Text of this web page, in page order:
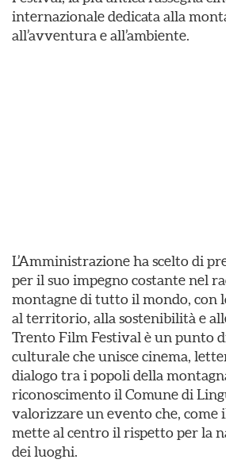
internazionale dedicata alla
all’avventura e all’ambiente.
L’Amministrazione ha scelto di
per il suo impegno costante nel
montagne di tutto il mondo, con
al territorio, alla sostenibilità e
Trento Film Festival è un punto
culturale che unisce cinema,
dialogo tra i popoli della
riconoscimento il Comune di
valorizzare un evento che, come
mette al centro il rispetto per la
dei luoghi.